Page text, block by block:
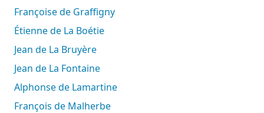
Françoise de Graffigny
Étienne de La Boétie
Jean de La Bruyère
Jean de La Fontaine
Alphonse de Lamartine
François de Malherbe